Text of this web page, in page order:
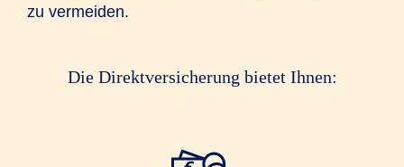
zu vermeiden.
Die Direktversicherung bietet Ihnen: